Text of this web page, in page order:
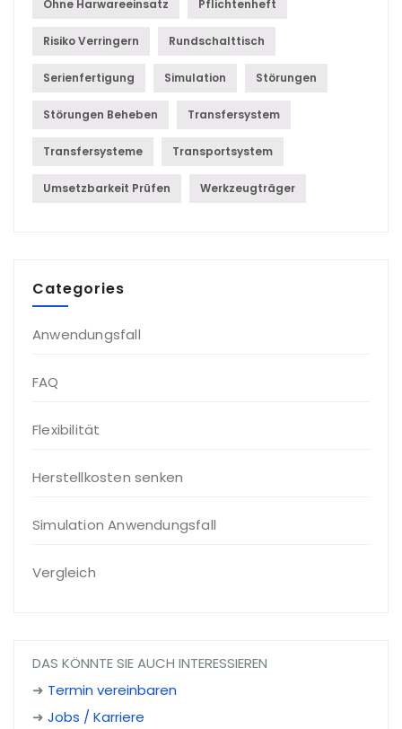
Ohne Harwareeinsatz Pflichtenheft
Risiko Verringern Rundschalttisch
Serienfertigung Simulation Störungen
Störungen Beheben Transfersystem
Transfersysteme Transportsystem
Umsetzbarkeit Prüfen Werkzeugträger
Categories
Anwendungsfall
FAQ
Flexibilität
Herstellkosten senken
Simulation Anwendungsfall
Vergleich
DAS KÖNNTE SIE AUCH INTERESSIEREN
➜ Termin vereinbaren
➜ Jobs / Karriere